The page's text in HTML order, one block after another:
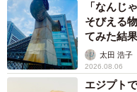
「なんじ
そびえる
てみた結
太田 浩子
2026.08.06
エジプト